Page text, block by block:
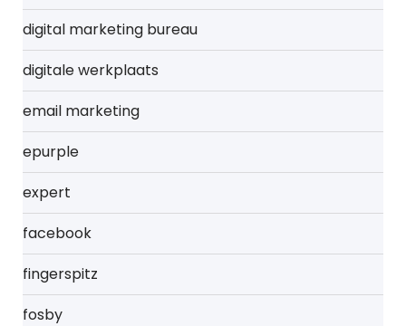
digital marketing bureau
digitale werkplaats
email marketing
epurple
expert
facebook
fingerspitz
fosby